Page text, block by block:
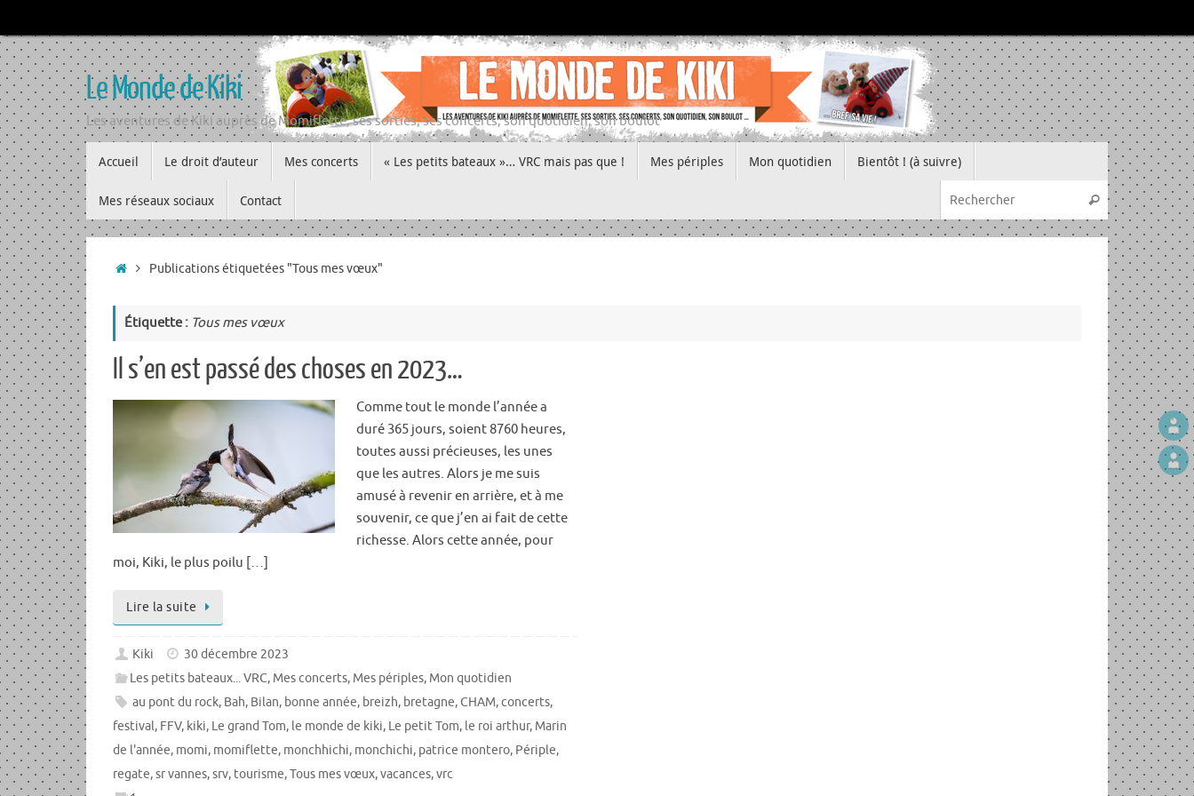
au
contenu
Le Monde de Kiki
Les aventures de Kiki auprès de Momiflette, ses sorties, ses concerts, son quotidien, son boulot
au
contenu
Accueil Le droit d’auteur Mes concerts « Les petits bateaux »… VRC mais pas que ! Mes périples Mon quotidien Bientôt ! (à suivre)
Mes réseaux sociaux Contact
Recherche
Rechercher
Accueil
Publications étiquetées "Tous mes vœux"
Étiquette : Tous mes vœux
Il s’en est passé des choses en 2023…
Comme tout le monde l’année a
duré 365 jours, soient 8760 heures,
toutes aussi précieuses, les unes
que les autres. Alors je me suis
amusé à revenir en arrière, et à me
souvenir, ce que j’en ai fait de cette
richesse. Alors cette année, pour
moi, Kiki, le plus poilu […]
Lire la suite
Kiki
30 décembre 2023
Les petits bateaux... VRC, Mes concerts, Mes périples, Mon quotidien
au pont du rock, Bah, Bilan, bonne année, breizh, bretagne,CHAM,concerts,
festival, FFV, kiki, Le grand Tom, le monde de kiki, Le petit Tom, le roi arthur, Marin
de l'année, momi, momiflette, monchhichi, monchichi, patrice montero, Périple,
regate,sr vannes,srv, tourisme,Tous mes vœux,vacances,vrc